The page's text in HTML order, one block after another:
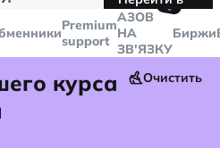
$5000
Telegram
Premium
support
🤙
AЗОВ
НА
ЗВ'ЯЗКУ
Биржи
курса
Очистить